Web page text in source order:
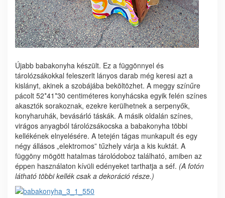
Újabb babakonyha készült. Ez a függönnyel és
tárolózsákokkal feleszerlt lányos darab még keresi azt a
kislányt, akinek a szobájába beköltözhet. A meggy színűre
pácolt 52*41*30 centiméteres konyhácska egyik felén színes
akasztók sorakoznak, ezekre kerülhetnek a serpenyők,
konyharuhák, bevásárló táskák. A másik oldalán színes,
virágos anyagból tárolózsákocska a babakonyha többi
kellékének elnyelésére. A tetején tágas munkapult és egy
négy állásos „elektromos” tűzhely várja a kis kuktát. A
függöny mögött hatalmas tárolódoboz található, amiben az
éppen használaton kívüli edényeket tarthatja a séf. (A fotón
látható többi kellék csak a dekoráció része.)